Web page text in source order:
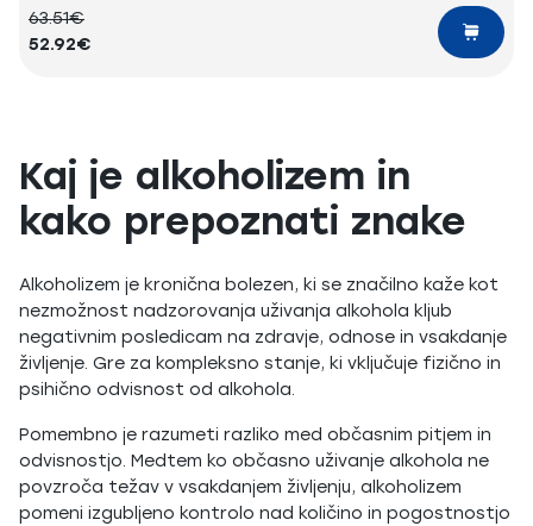
63.51€
52.92€
Kaj je alkoholizem in
kako prepoznati znake
Alkoholizem je kronična bolezen, ki se značilno kaže kot
nezmožnost nadzorovanja uživanja alkohola kljub
negativnim posledicam na zdravje, odnose in vsakdanje
življenje. Gre za kompleksno stanje, ki vključuje fizično in
psihično odvisnost od alkohola.
Pomembno je razumeti razliko med občasnim pitjem in
odvisnostjo. Medtem ko občasno uživanje alkohola ne
povzroča težav v vsakdanjem življenju, alkoholizem
pomeni izgubljeno kontrolo nad količino in pogostnostjo